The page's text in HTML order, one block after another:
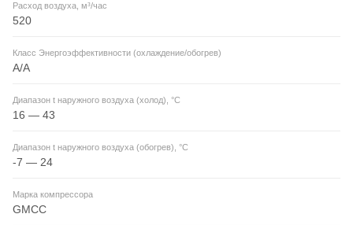
Расход воздуха, м³/час
520
Класс Энергоэффективности (охлаждение/обогрев)
A/A
Диапазон t наружного воздуха (холод), °C
16 — 43
Диапазон t наружного воздуха (обогрев), °C
-7 — 24
Марка компрессора
GMCC